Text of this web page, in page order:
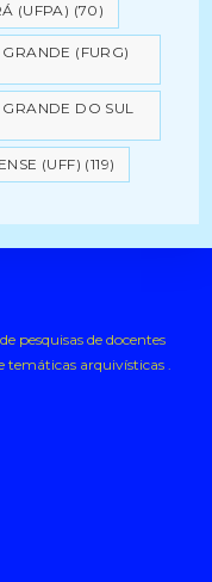
(UFPA) (70)
(FURG)
DO SUL
(UFF) (119)
pesquisas de docentes
temáticas arquivísticas .